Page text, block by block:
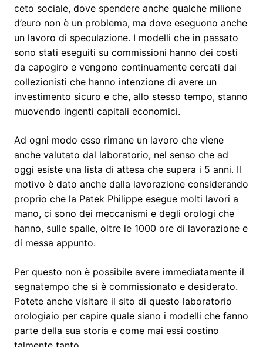
ceto sociale, dove spendere anche qualche milione
d’euro non è un problema, ma dove eseguono anche
un lavoro di speculazione. I modelli che in passato
sono stati eseguiti su commissioni hanno dei costi
da capogiro e vengono continuamente cercati dai
collezionisti che hanno intenzione di avere un
investimento sicuro e che, allo stesso tempo, stanno
muovendo ingenti capitali economici.
Ad ogni modo esso rimane un lavoro che viene
anche valutato dal laboratorio, nel senso che ad
oggi esiste una lista di attesa che supera i 5 anni. Il
motivo è dato anche dalla lavorazione considerando
proprio che la Patek Philippe esegue molti lavori a
mano, ci sono dei meccanismi e degli orologi che
hanno, sulle spalle, oltre le 1000 ore di lavorazione e
di messa appunto.
Per questo non è possibile avere immediatamente il
segnatempo che si è commissionato e desiderato.
Potete anche visitare il sito di questo laboratorio
orologiaio per capire quale siano i modelli che fanno
parte della sua storia e come mai essi costino